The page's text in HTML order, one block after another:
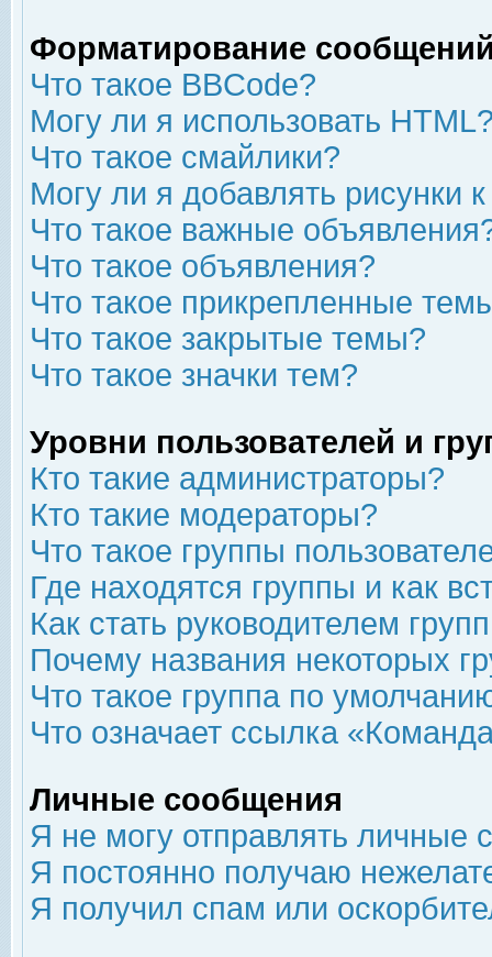
Форматирование
Что такое BBCode?
Могу ли я использовать
Что такое смайлики?
Могу ли я добавлять рисунки
Что такое важные
Что такое объявления?
Что такое прикрепленные
Что такое закрытые темы?
Что такое значки тем?
Уровни пользователей и
Кто такие администраторы?
Кто такие модераторы?
Что такое группы
Где находятся группы и как
Как стать руководителем
Почему названия некоторых
Что такое группа по
Что означает ссылка
Личные сообщения
Я не могу отправлять личные
Я постоянно получаю
Я получил спам или